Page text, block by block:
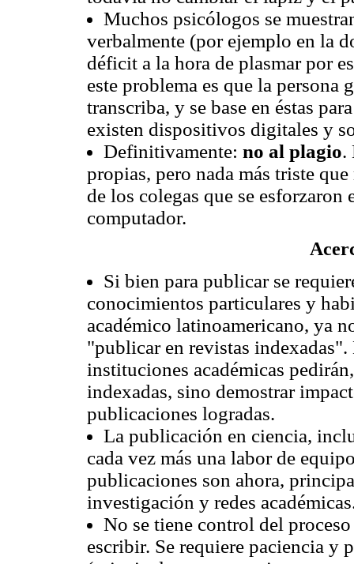
Muchos psicólogos se
verbalmente (por ejemplo en la
déficit a la hora de plasmar por
este problema es que la persona
transcriba, y se base en éstas
existen dispositivos digitales y
Definitivamente: no al plagio.
propias, pero nada más triste
de los colegas que se
computador.
Si bien para publicar se
conocimientos particulares y
académico latinoamericano, ya
"publicar en revistas
instituciones académicas
indexadas, sino demostrar
publicaciones logradas.
La publicación en ciencia,
cada vez más una labor de
publicaciones son ahora,
investigación y redes
No se tiene control del
escribir. Se requiere paciencia y